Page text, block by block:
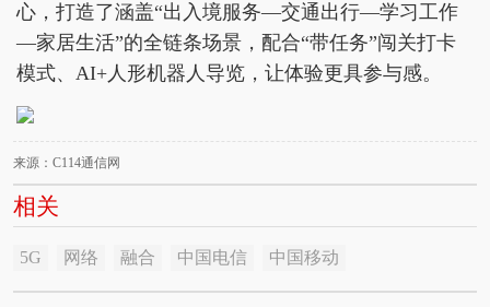
心，打造了涵盖“出入境服务—交通出行—学习工作
—家居生活”的全链条场景，配合“带任务”闯关打卡
模式、AI+人形机器人导览，让体验更具参与感。
来源：C114通信网
相关
5G 网络 融合 中国电信 中国移动